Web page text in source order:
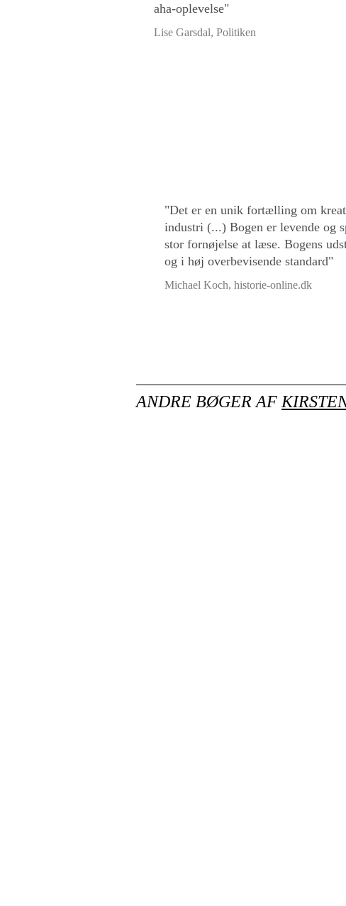
aha-oplevelse"
Lise Garsdal, Politiken
"Det er en unik fortælling om
industri (...) Bogen er levende og
stor fornøjelse at læse. Bogens
og i høj overbevisende standard"
Michael Koch, historie-online.dk
ANDRE BØGER AF